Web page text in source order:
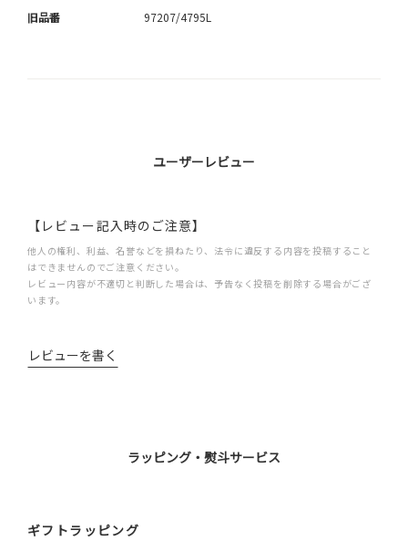
旧品番 97207/4795L
ユーザーレビュー
【レビュー記入時のご注意】
他人の権利、利益、名誉などを損ねたり、法令に違反する内容を投稿すること
はできませんのでご注意ください。
レビュー内容が不適切と判断した場合は、予告なく投稿を削除する場合がござ
います。
レビューを書く
ラッピング・熨斗サービス
ギフトラッピング